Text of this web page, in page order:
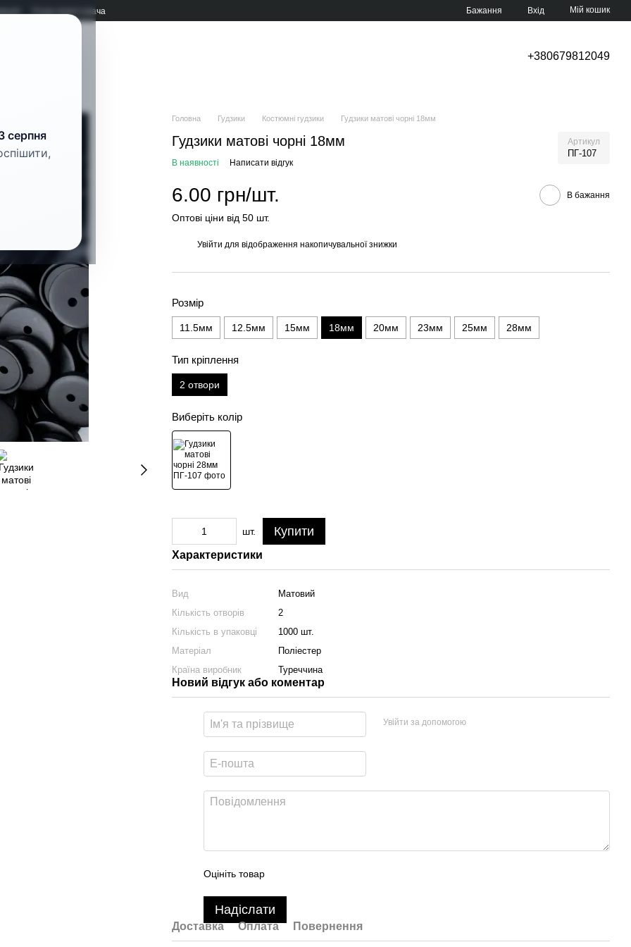
серпня
Угода користувача Бажання Вхід Мій кошик
+380679812049
Головна Гудзики Костюмні гудзики Гудзики матові чорні 18мм
Гудзики матові чорні 18мм Артикул
ПГ-107
В наявності Написати відгук
6.00 грн/шт. В бажання
Оптові ціни від 50 шт.
Увійти для відображення накопичувальної знижки
Розмір
11.5мм 12.5мм 15мм 18мм 20мм 23мм 25мм 28мм
Тип кріплення
2 отвори
Виберіть колір
шт. Купити
Характеристики
Вид
Матовий
Кількість отворів
2
Кількість в упаковці
1000 шт.
Матеріал
Поліестер
Країна виробник
Туреччина
Новий відгук або коментар
Увійти за допомогою
Оцініть товар
Надіслати
Доставка Оплата Повернення